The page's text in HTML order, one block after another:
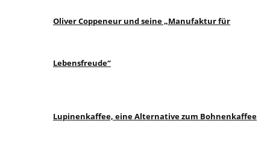
Oliver Coppeneur und seine „Manufaktur für
Lebensfreude“
Lupinenkaffee, eine Alternative zum Bohnenkaffee